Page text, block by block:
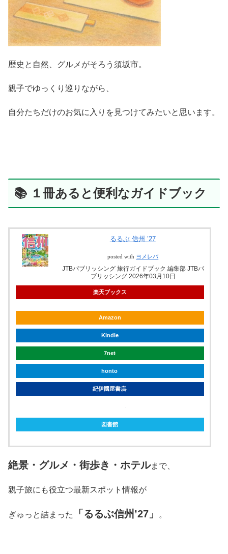
歴史と自然、グルメがそろう須坂市。
親子でゆっくり巡りながら、
自分たちだけのお気に入りを見つけてみたいと思います。
📚 １冊あると便利なガイドブック
るるぶ 信州 ’27
posted with ヨメレバ
JTBパブリッシング 旅行ガイドブック 編集部 JTBパ
ブリッシング 2026年03月10日
楽天ブックス
Amazon
Kindle
7net
honto
紀伊國屋書店
図書館
絶景・グルメ・街歩き・ホテルまで、
親子旅にも役立つ最新スポット情報が
ぎゅっと詰まった 「るるぶ信州’27」 。